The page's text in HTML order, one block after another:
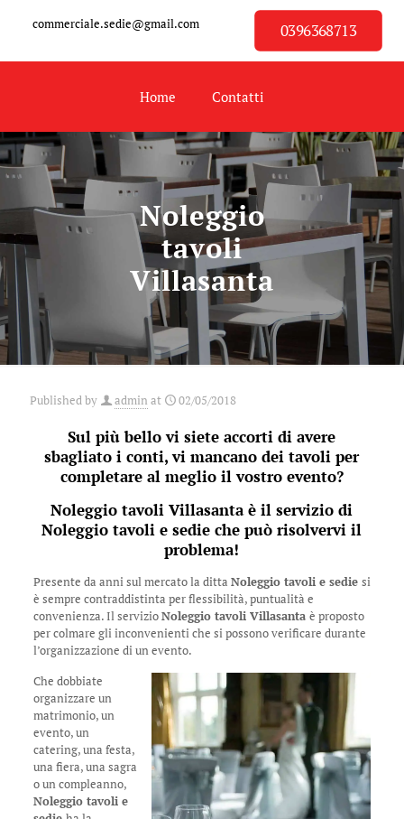
commerciale.sedie@gmail.com 0396368713
Home Contatti
Noleggio
tavoli
Villasanta
Published by admin at 02/05/2018
Sul più bello vi siete accorti di avere
sbagliato i conti, vi mancano dei tavoli per
completare al meglio il vostro evento?
Noleggio tavoli Villasantaè il servizio di
Noleggio tavoli e sedieche può risolvervi il
problema!
Presente da anni sul mercato la ditta Noleggio tavoli e sedie si
è sempre contraddistinta per flessibilità, puntualità e
convenienza. Il servizioNoleggio tavoli Villasanta è proposto
per colmare gli inconvenienti che si possono verificare durante
l’organizzazione di un evento.
Che dobbiate
organizzare un
matrimonio, un
evento, un
catering, una festa,
una fiera, una sagra
o un compleanno,
Noleggio tavoli e